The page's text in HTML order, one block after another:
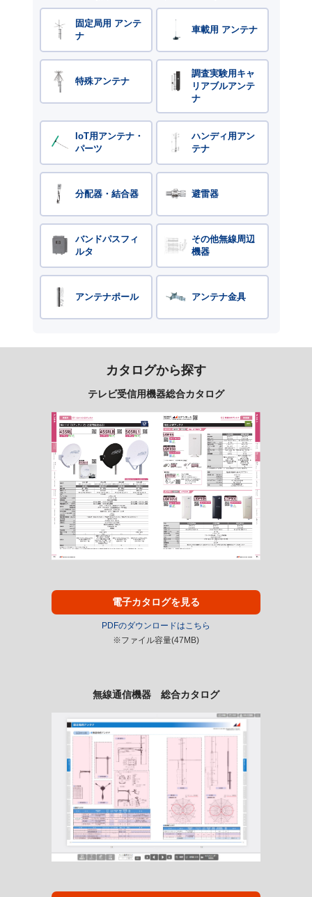
固定局用 アンテ
ナ
車載用 アンテナ
特殊アンテナ
調査実験用キャ
リアブルアンテ
ナ
IoT用アンテナ・
パーツ
ハンディ用アン
テナ
分配器・結合器 避雷器
バンドパスフィ
ルタ
その他無線周辺
機器
アンテナポール アンテナ金具
カタログから探す
テレビ受信用機器総合カタログ
電子カタログを見る
PDFのダウンロードはこちら
※ファイル容量(47MB)
無線通信機器 総合カタログ